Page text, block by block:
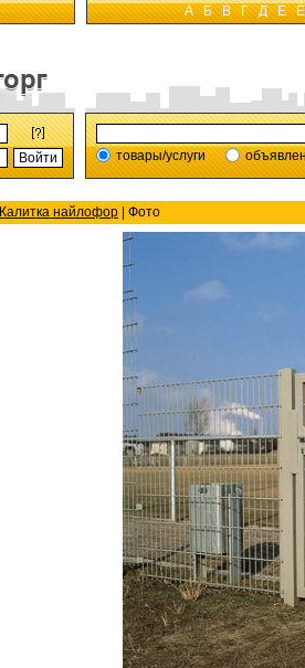
А Б В Г Д Е Ё
товары/услуги
Калитка найлофор | Фото